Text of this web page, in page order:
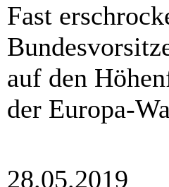
Fast
auf den
der Europa-
28.05.2019